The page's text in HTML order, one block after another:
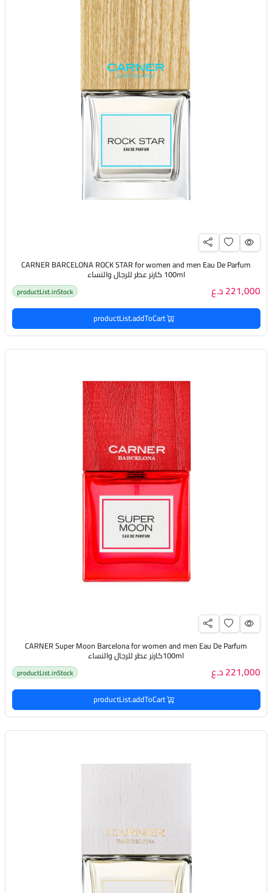
CARNER BARCELONA ROCK STAR for women and men Eau De Parfum
100ml كارنر عطر للرجال والنساء
221,000 د.ع productList.inStock
productList.addToCart
CARNER Super Moon Barcelona for women and men Eau De Parfum
100mlكارنر عطر للرجال والنساء
221,000 د.ع productList.inStock
productList.addToCart